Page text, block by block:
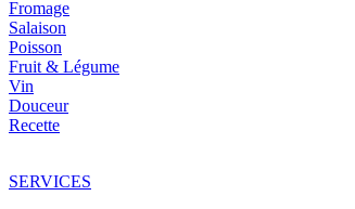
Fromage
Salaison
Poisson
Fruit & Légume
Vin
Douceur
Recette
SERVICES